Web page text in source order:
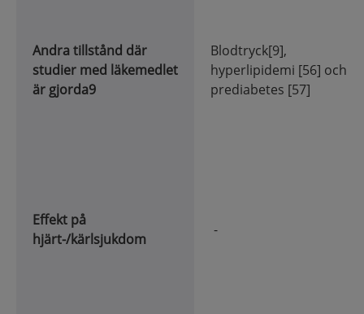
Andra tillstånd där
studier med läkemedlet
är gjorda9
Blodtryck[9],
hyperlipidemi [56] och
prediabetes [57]
Effekt på
hjärt-/kärlsjukdom
-